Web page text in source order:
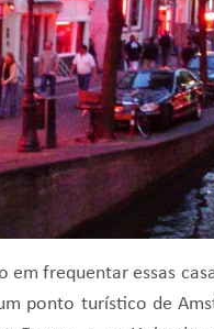
em frequentar essas
ponto turístico de